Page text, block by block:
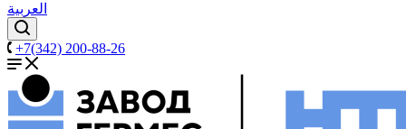
العربية
+7(342) 200-88-26